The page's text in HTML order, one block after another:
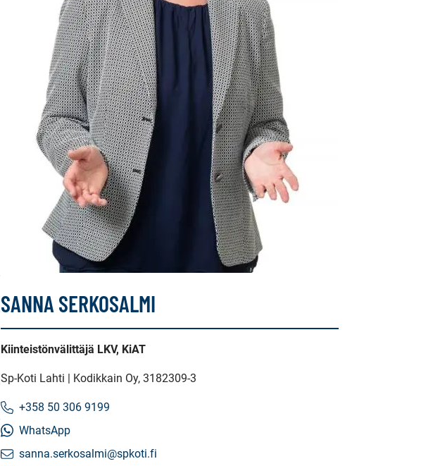
SANNA SERKOSALMI
Kiinteistönvälittäjä LKV, KiAT
Sp-Koti Lahti | Kodikkain Oy, 3182309-3
+358 50 306 9199
WhatsApp
sanna.serkosalmi@spkoti.fi